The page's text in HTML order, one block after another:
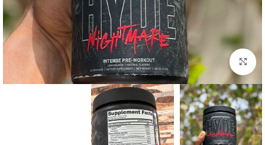
برای بزرگنمایی کلیک کنید